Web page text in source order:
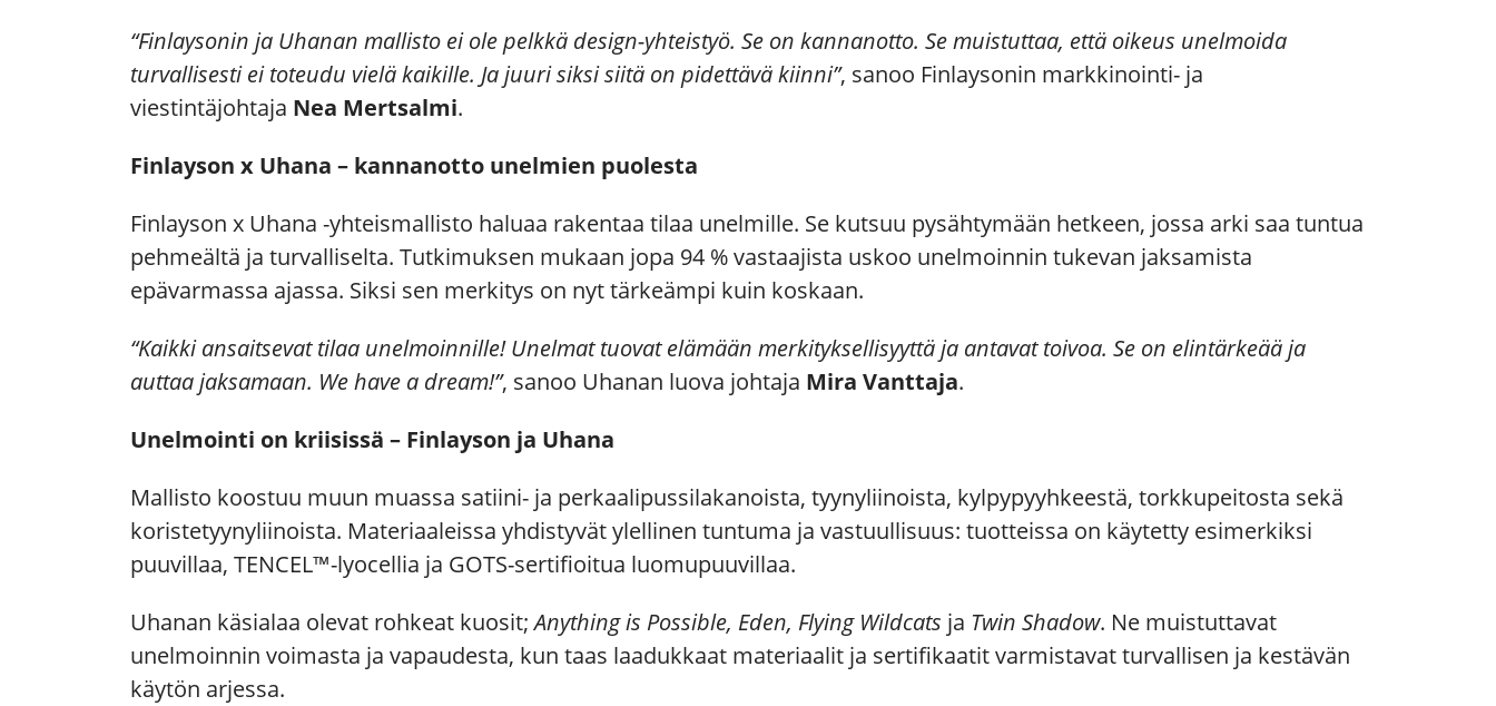
“Finlaysonin ja Uhanan mallisto ei ole pelkkä design-yhteistyö. Se on kannanotto. Se muistuttaa, että oikeus unelmoida
turvallisesti ei toteudu vielä kaikille. Ja juuri siksi siitä on pidettävä kiinni”, sanoo Finlaysonin markkinointi- ja
viestintäjohtaja Nea Mertsalmi.
Finlayson x Uhana – kannanotto unelmien puolesta
Finlayson x Uhana -yhteismallisto haluaa rakentaa tilaa unelmille. Se kutsuu pysähtymään hetkeen, jossa arki saa tuntua
pehmeältä ja turvalliselta. Tutkimuksen mukaan jopa 94 % vastaajista uskoo unelmoinnin tukevan jaksamista
epävarmassa ajassa. Siksi sen merkitys on nyt tärkeämpi kuin koskaan.
“Kaikki ansaitsevat tilaa unelmoinnille! Unelmat tuovat elämään merkityksellisyyttä ja antavat toivoa. Se on elintärkeää ja
auttaa jaksamaan. We have a dream!”, sanoo Uhanan luova johtaja Mira Vanttaja.
Unelmointi on kriisissä – Finlayson ja Uhana
Mallisto koostuu muun muassa satiini- ja perkaalipussilakanoista, tyynyliinoista, kylpypyyhkeestä, torkkupeitosta sekä
koristetyynyliinoista. Materiaaleissa yhdistyvät ylellinen tuntuma ja vastuullisuus: tuotteissa on käytetty esimerkiksi
puuvillaa, TENCEL™-lyocellia ja GOTS-sertifioitua luomupuuvillaa.
Uhanan käsialaa olevat rohkeat kuosit;Anything is Possible, Eden, Flying Wildcats ja Twin Shadow. Ne muistuttavat
unelmoinnin voimasta ja vapaudesta, kun taas laadukkaat materiaalit ja sertifikaatit varmistavat turvallisen ja kestävän
käytön arjessa.